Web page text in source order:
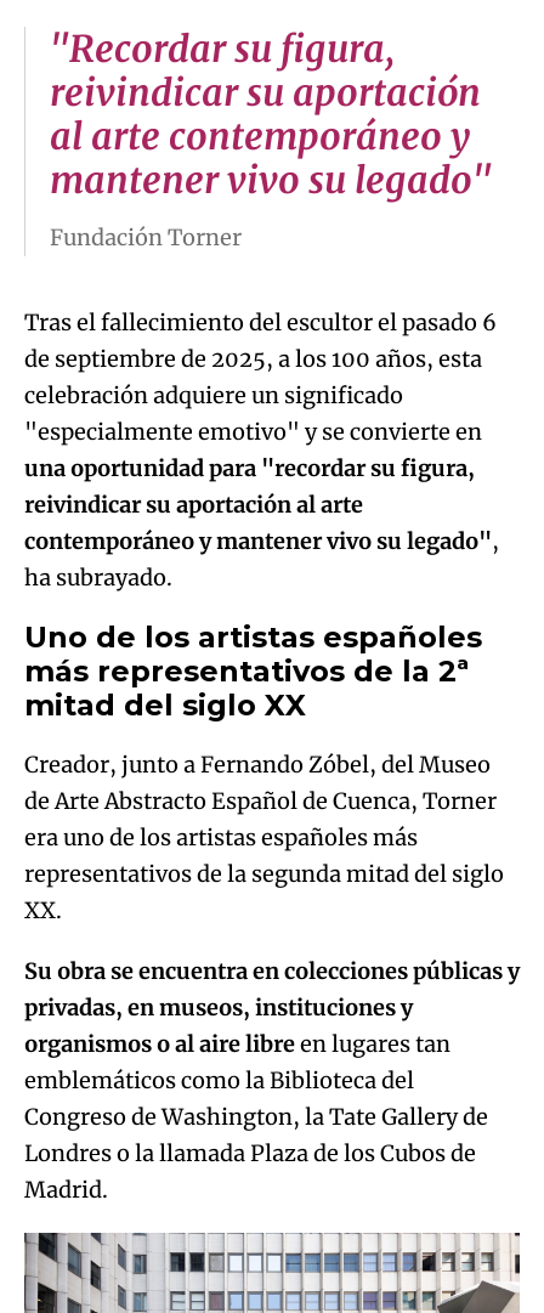
"Recordar su figura,
reivindicar su aportación
al arte contemporáneo y
mantener vivo su legado"
Fundación Torner
Tras el fallecimiento del escultor el pasado 6
de septiembre de 2025, a los 100 años, esta
celebración adquiere un significado
"especialmente emotivo" y se convierte en
una oportunidad para "recordar su figura,
reivindicar su aportación al arte
contemporáneo y mantener vivo su legado",
ha subrayado.
Uno de los artistas españoles
más representativos de la 2ª
mitad del siglo XX
Creador, junto a Fernando Zóbel, del Museo
de Arte Abstracto Español de Cuenca, Torner
era uno de los artistas españoles más
representativos de la segunda mitad del siglo
XX.
Su obra se encuentra en colecciones públicas y
privadas, en museos, instituciones y
organismos o al aire libreen lugares tan
emblemáticos como la Biblioteca del
Congreso de Washington, la Tate Gallery de
Londres o la llamada Plaza de los Cubos de
Madrid.